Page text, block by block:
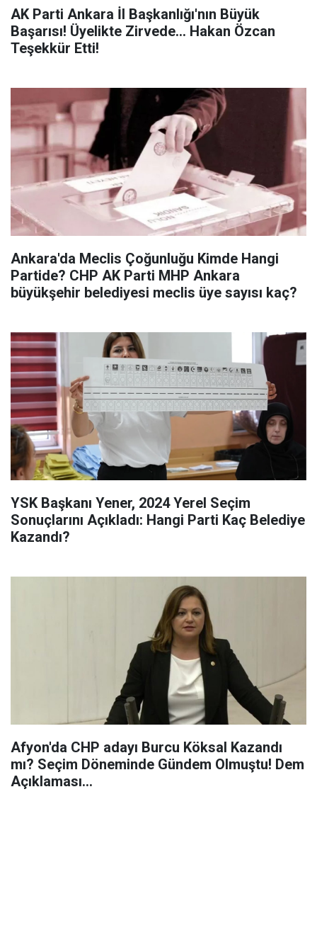
AK Parti Ankara İl Başkanlığı'nın Büyük
Başarısı! Üyelikte Zirvede... Hakan Özcan
Teşekkür Etti!
Ankara'da Meclis Çoğunluğu Kimde Hangi
Partide? CHP AK Parti MHP Ankara
büyükşehir belediyesi meclis üye sayısı kaç?
YSK Başkanı Yener, 2024 Yerel Seçim
Sonuçlarını Açıkladı: Hangi Parti Kaç Belediye
Kazandı?
Afyon'da CHP adayı Burcu Köksal Kazandı
mı? Seçim Döneminde Gündem Olmuştu! Dem
Açıklaması...